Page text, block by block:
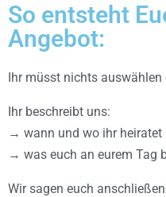
So entsteht
Angebot:
Ihr müsst nichts auswählen
Ihr beschreibt uns:
→ wann und wo ihr heiratet
→ was euch an eurem Tag
Wir sagen euch